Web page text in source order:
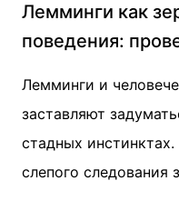
Лемминги как
поведения:
Лемминги и
заставляют
стадных
слепого следования